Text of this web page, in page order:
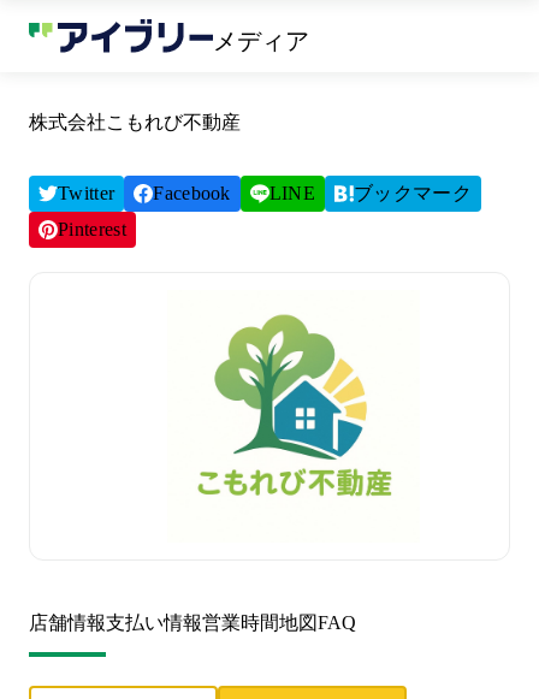
メディア
株式会社こもれび不動産
Twitter Facebook LINE
ブックマーク
Pinterest
店舗情報支払い情報営業時間地図FAQ